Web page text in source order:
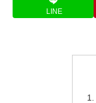
LINE